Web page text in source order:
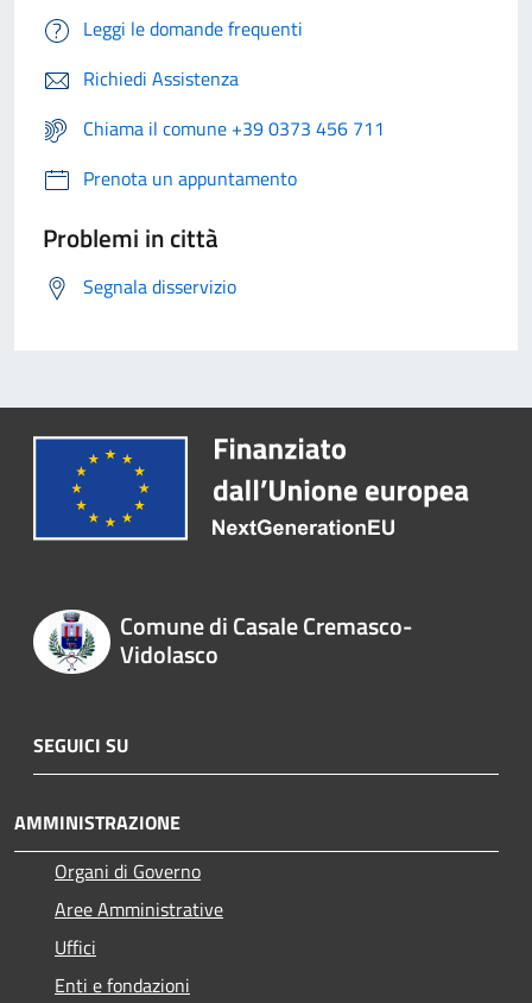
Leggi le domande frequenti
Richiedi Assistenza
Chiama il comune +39 0373 456 711
Prenota un appuntamento
Problemi in città
Segnala disservizio
Comune di Casale Cremasco-
Vidolasco
SEGUICI SU
AMMINISTRAZIONE
Organi di Governo
Aree Amministrative
Uffici
Enti e fondazioni